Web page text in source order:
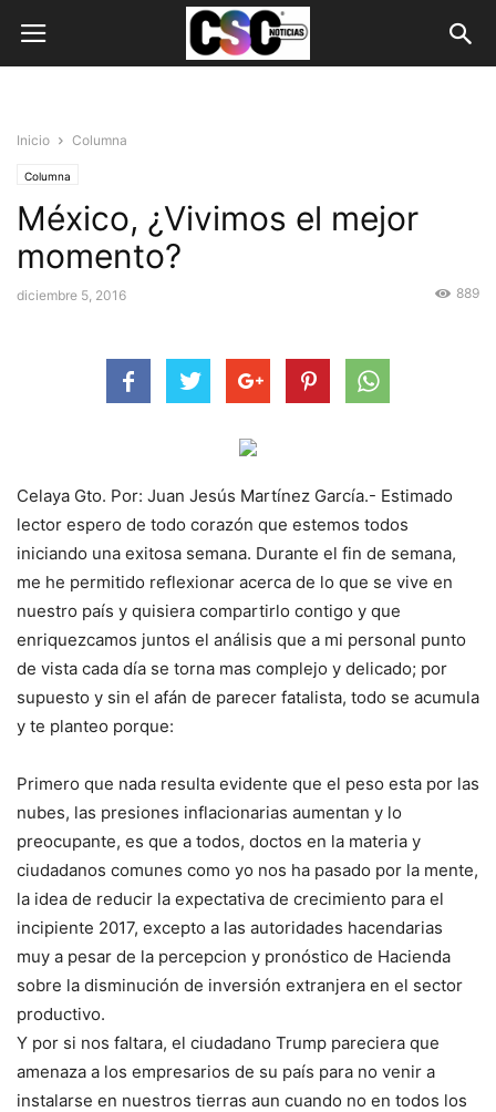
Inicio Columna
Columna
México, ¿Vivimos el mejor
momento?
diciembre 5, 2016 889
Celaya Gto. Por: Juan Jesús Martínez García.- Estimado
lector espero de todo corazón que estemos todos
iniciando una exitosa semana. Durante el fin de semana,
me he permitido reflexionar acerca de lo que se vive en
nuestro país y quisiera compartirlo contigo y que
enriquezcamos juntos el análisis que a mi personal punto
de vista cada día se torna mas complejo y delicado; por
supuesto y sin el afán de parecer fatalista, todo se acumula
y te planteo porque:
Primero que nada resulta evidente que el peso esta por las
nubes, las presiones inflacionarias aumentan y lo
preocupante, es que a todos, doctos en la materia y
ciudadanos comunes como yo nos ha pasado por la mente,
la idea de reducir la expectativa de crecimiento para el
incipiente 2017, excepto a las autoridades hacendarias
muy a pesar de la percepcion y pronóstico de Hacienda
sobre la disminución de inversión extranjera en el sector
productivo.
Y por si nos faltara, el ciudadano Trump pareciera que
amenaza a los empresarios de su país para no venir a
instalarse en nuestros tierras aun cuando no en todos los